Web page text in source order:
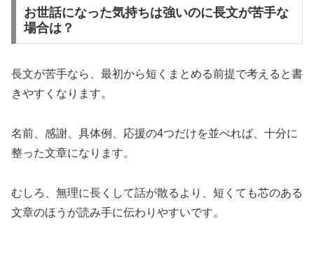
お世話になった気持ちは強いのに長文が苦手な
場合は？
長文が苦手なら、最初から短くまとめる前提で考えると書
きやすくなります。
名前、感謝、具体例、応援の4つだけを並べれば、十分に
整った文章になります。
むしろ、無理に長くして話が散るより、短くても芯のある
文章のほうが読み手に伝わりやすいです。